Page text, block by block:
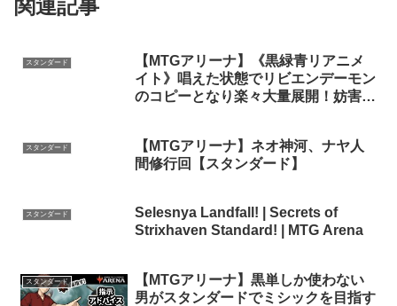
関連記事
スタンダード
【MTGアリーナ】《黒緑青リアニメ
イト》唱えた状態でリビエンデーモン
のコピーとなり楽々大量展開！妨害は
スタンダード
【MTGアリーナ】ネオ神河、ナヤ人
間修行回【スタンダード】
スタンダード
Selesnya Landfall! | Secrets of
Strixhaven Standard! | MTG Arena
スタンダード
【MTGアリーナ】黒単しか使わない
男がスタンダードでミシックを目指す